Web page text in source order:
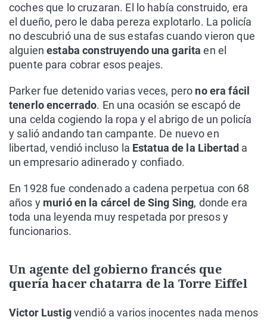
coches que lo cruzaran. El lo había construido, era
el dueño, pero le daba pereza explotarlo. La policía
no descubrió una de sus estafas cuando vieron que
alguienestaba construyendo una garita en el
puente para cobrar esos peajes.
Parker fue detenido varias veces, pero no era fácil
tenerlo encerrado. En una ocasión se escapó de
una celda cogiendo la ropa y el abrigo de un policía
y salió andando tan campante. De nuevo en
libertad, vendió incluso la Estatua de la Libertad a
un empresario adinerado y confiado.
En 1928 fue condenado a cadena perpetua con 68
años y murió en la cárcel de Sing Sing, donde era
toda una leyenda muy respetada por presos y
funcionarios.
Un agente del gobierno francés que
quería hacer chatarra de la Torre Eiffel
Victor Lustigvendió a varios inocentes nada menos